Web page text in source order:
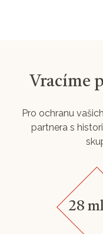
Vracíme
Pro ochranu
partnera s
28